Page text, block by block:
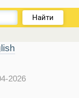
Найти
2026